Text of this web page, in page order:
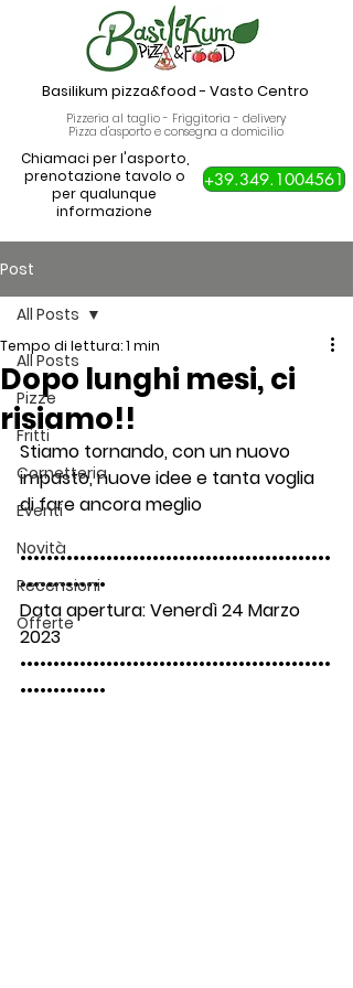
Basilikum pizza&food- Vasto Centro
Pizzeria al taglio - Friggitoria - delivery
Pizza d'asporto e consegna a domicilio
Chiamaci per l'asporto,
prenotazione tavolo o
per qualunque
informazione
+39.349.1004561
Post
All Posts
Pizze
Fritti
Cornetteria
Eventi
Novità
Recensioni
Offerte
All Posts
Dopo lunghi mesi, ci
risiamo!!
Tempo di lettura: 1 min
Stiamo tornando, con un nuovo
impasto, nuove idee e tanta voglia
di fare ancora meglio
•••••••••••••••••••••••••••••••••••••••••••••••
•••••••••••••
Data apertura: Venerdì 24 Marzo
2023
•••••••••••••••••••••••••••••••••••••••••••••••
•••••••••••••